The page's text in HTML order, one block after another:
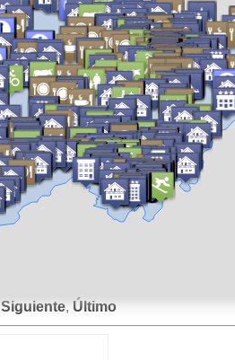
Siguiente, Último